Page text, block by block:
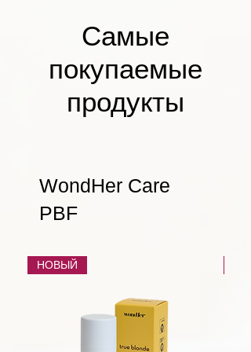
Самые
покупаемые
продукты
WondHer Care
PBF
НОВЫЙ